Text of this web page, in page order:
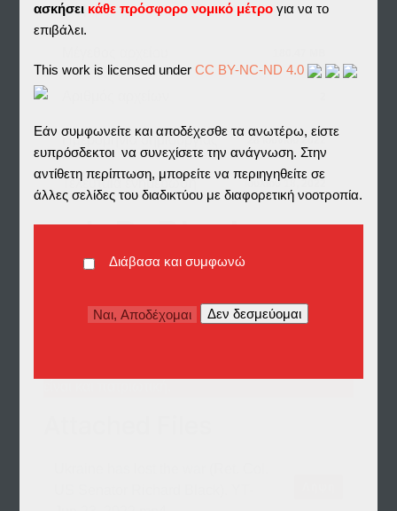
Λήψη 169
Ημερομηνία δημιουργίας 28 Ιουνίου 2022
Τελευταία ενημέρωση Ιουλίου 18, 2022
col. R. Black on
Ukraine
Βίντεο από YouTube με έναν αποδεδειγμένα
ασκήσει κάθε πρόσφορο νομικό μέτρογια να το
επιβάλει.
This work is licensed underCC BY-NC-ND 4.0
Εάν συμφωνείτε και αποδέχεσθε τα ανωτέρω, είστε
ευπρόσδεκτοι να συνεχίσετε την ανάγνωση. Στην
αντίθετη περίπτωση, μπορείτε να περιηγηθείτε σε
άλλες σελίδες του διαδικτύου με διαφορετική νοοτροπία.
Διάβασα και συμφωνώ